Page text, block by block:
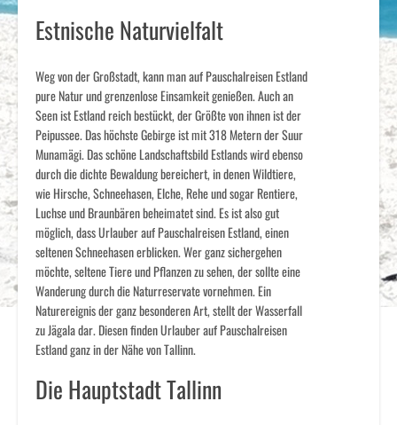
Estnische Naturvielfalt
Weg von der Großstadt, kann man auf Pauschalreisen Estland
pure Natur und grenzenlose Einsamkeit genießen. Auch an
Seen ist Estland reich bestückt, der Größte von ihnen ist der
Peipussee. Das höchste Gebirge ist mit 318 Metern der Suur
Munamägi. Das schöne Landschaftsbild Estlands wird ebenso
durch die dichte Bewaldung bereichert, in denen Wildtiere,
wie Hirsche, Schneehasen, Elche, Rehe und sogar Rentiere,
Luchse und Braunbären beheimatet sind. Es ist also gut
möglich, dass Urlauber auf Pauschalreisen Estland, einen
seltenen Schneehasen erblicken. Wer ganz sichergehen
möchte, seltene Tiere und Pflanzen zu sehen, der sollte eine
Wanderung durch die Naturreservate vornehmen. Ein
Naturereignis der ganz besonderen Art, stellt der Wasserfall
zu Jägala dar. Diesen finden Urlauber auf Pauschalreisen
Estland ganz in der Nähe von Tallinn.
Die Hauptstadt Tallinn